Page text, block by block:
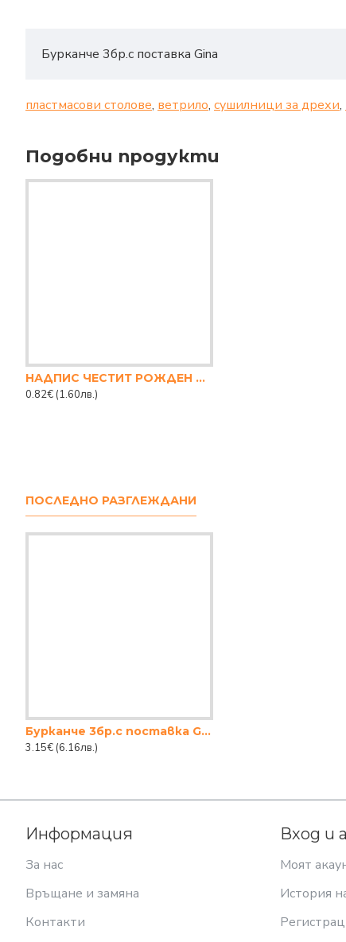
Бурканче 3бр.с поставка Gina
пластмасови столове, ветрило, сушилници за дрехи,
Подобни продукти
НАДПИС ЧЕСТИТ РОЖДЕН ДЕН БГ
0.82€ (1.60лв.)
ПОСЛЕДНО РАЗГЛЕЖДАНИ
Бурканче 3бр.с поставка Gina
3.15€ (6.16лв.)
Информация
За нас
Връщане и замяна
Контакти
Вход и
Моят
История